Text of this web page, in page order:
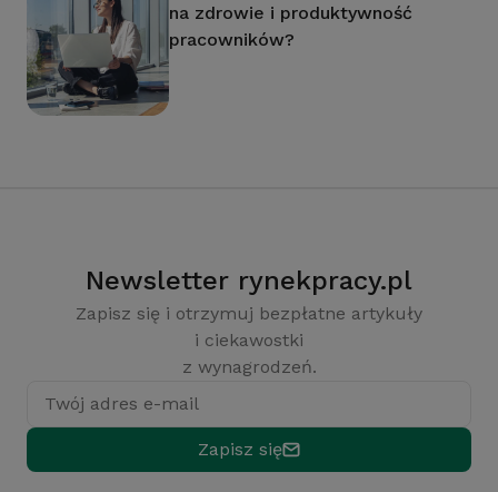
na zdrowie i produktywność
pracowników?
Newsletter rynekpracy.pl
Zapisz się i otrzymuj bezpłatne artykuły
i ciekawostki
z wynagrodzeń.
Twój adres e-mail
Zapisz się